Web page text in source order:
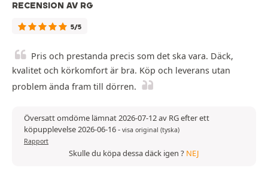
RECENSION AV RG
5/5
Pris och prestanda precis som det ska vara. Däck,
kvalitet och körkomfort är bra. Köp och leverans utan
problem ända fram till dörren.
Översatt omdöme lämnat 2026-07-12 av RG efter ett
köpupplevelse 2026-06-16- visa original (tyska)
Rapport
Skulle du köpa dessa däck igen ? NEJ